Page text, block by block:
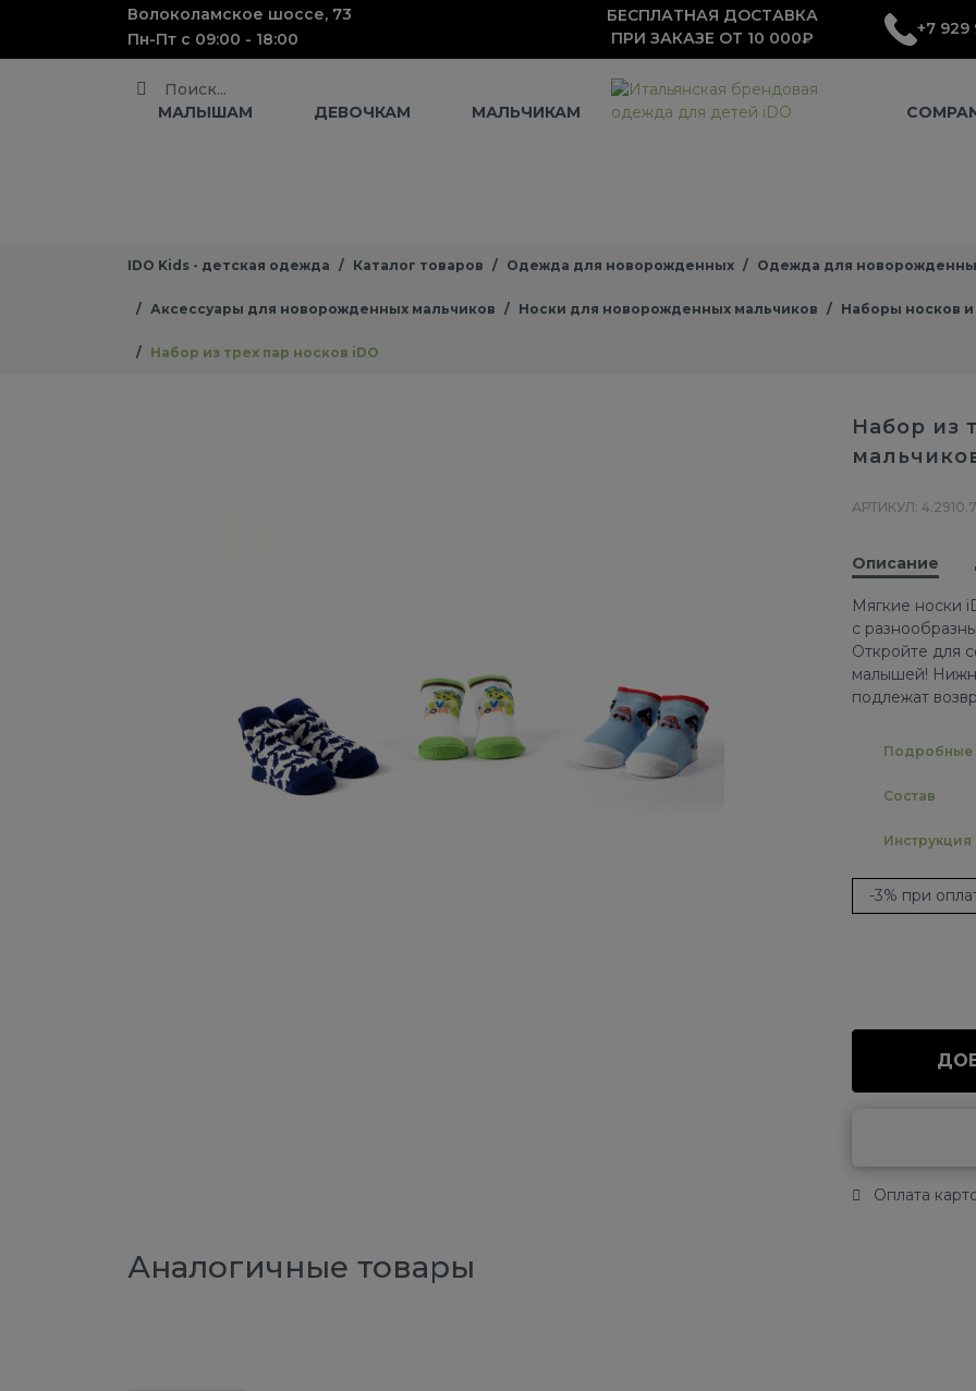
Волоколамское шоссе, 73
Пн-Пт с 09:00 - 18:00
БЕСПЛАТНАЯ ДОСТАВКА
ПРИ ЗАКАЗЕ ОТ 10 000₽
+7 929
Поиск
МАЛЫШАМ ДЕВОЧКАМ МАЛЬЧИКАМ
IDO Kids - детская одежда Каталог товаров Одежда для новорожденных Одежда для
Аксессуары для новорожденных мальчиков Носки для новорожденных мальчиков Наборы носков
Набор из трех пар носков iDO
Набор из
АРТИКУЛ:
Описание
Мягкие носки
с
Откройте для
малышей!
подлежат
Подробные
Состав
-3% при
Оплата
Аналогичные товары